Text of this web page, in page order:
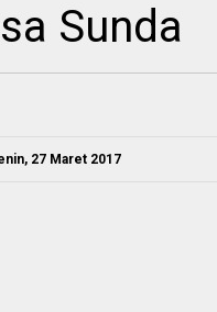
Sunda
27 Maret 2017